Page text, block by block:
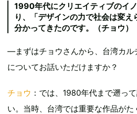
1990年代にクリエイティブのイ
り、「デザインの力で社会は変
分かってきたのです。（チョウ）
—まずはチョウさんから、台湾カル
についてお話いただけますか？
チョウ ：では、1980年代まで遡っ
い。当時、台湾では重要な作品がた